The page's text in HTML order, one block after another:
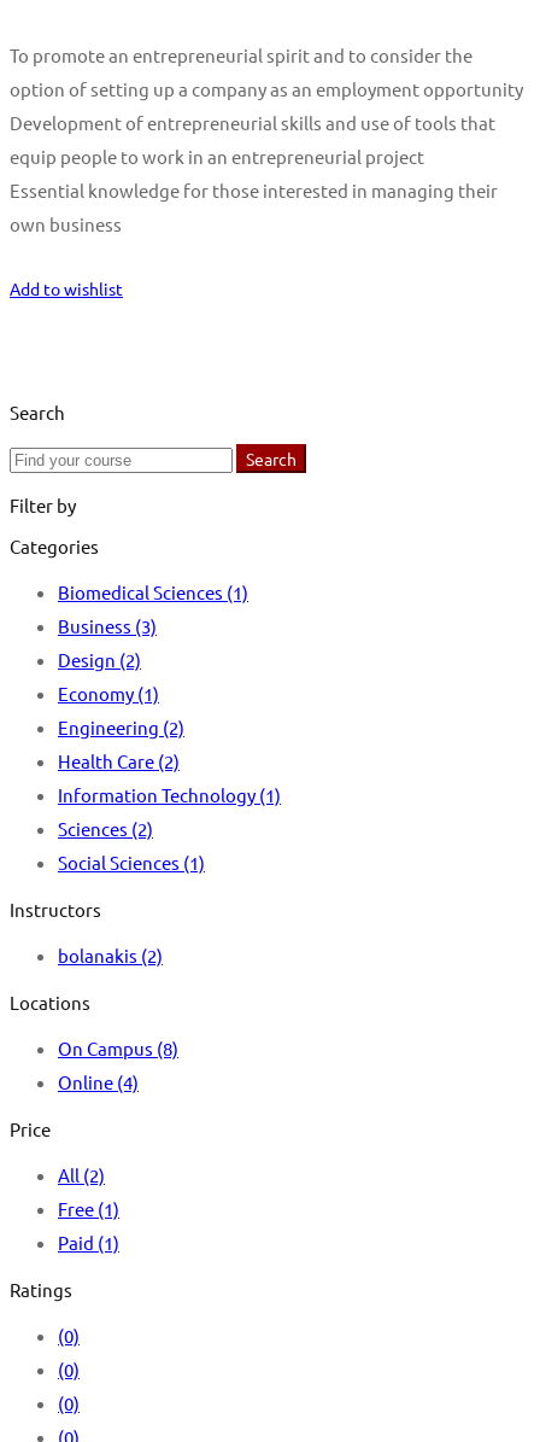
To promote an entrepreneurial spirit and to consider the
option of setting up a company as an employment opportunity
Development of entrepreneurial skills and use of tools that
equip people to work in an entrepreneurial project
Essential knowledge for those interested in managing their
own business
Add to wishlist
Search
Search
Search
Filter by
Categories
Biomedical Sciences (1)
Business (3)
Design (2)
Economy (1)
Engineering (2)
Health Care (2)
Information Technology (1)
Sciences (2)
Social Sciences (1)
Instructors
bolanakis (2)
Locations
On Campus (8)
Online (4)
Price
All (2)
Free (1)
Paid (1)
Ratings
(0)
(0)
(0)
(0)